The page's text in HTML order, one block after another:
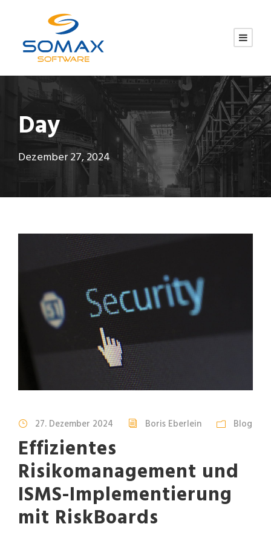
Day
Dezember 27, 2024
27. Dezember 2024 Boris Eberlein Blog
Effizientes
Risikomanagement und
ISMS-Implementierung
mit RiskBoards